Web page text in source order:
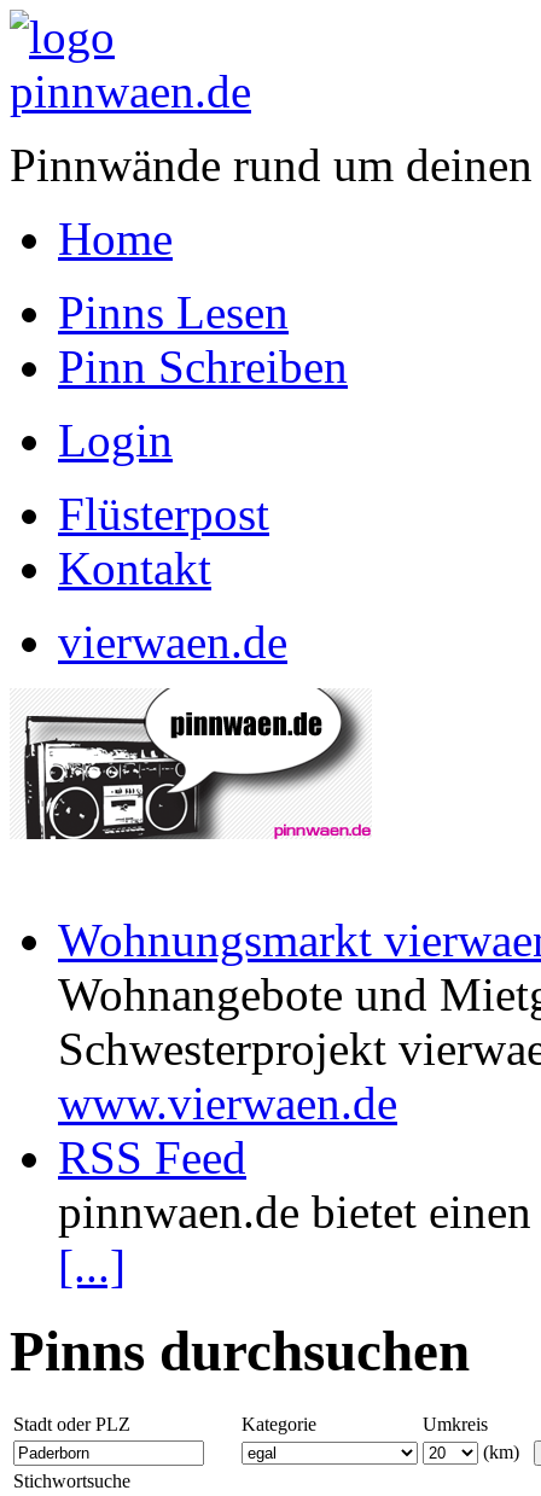
Pinnwände rund um
Home
Pinns Lesen
Pinn Schreiben
Login
Flüsterpost
Kontakt
vierwaen.de
Wohnungsmarkt
Wohnangebote und
Schwesterprojekt
www.vierwaen.de
RSS Feed
pinnwaen.de bietet
[...]
Pinns durchsuchen
Stadt oder PLZ Kategorie
Umkreis
(km)
Stichwortsuche